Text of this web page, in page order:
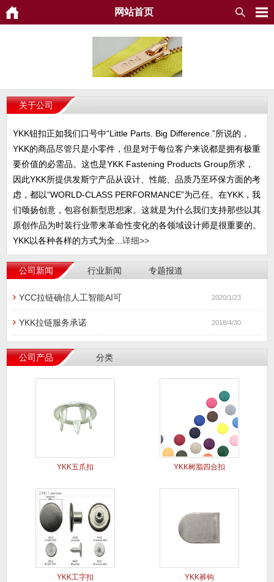
网站首页
关于公司
YKK钮扣正如我们口号中“Little Parts. Big Difference.”所说的，
YKK的商品尽管只是小零件，但是对于每位客户来说都是拥有极重
要价值的必需品。这也是YKK Fastening Products Group所求，
因此YKK所提供发斯宁产品从设计、性能、品质乃至环保方面的考
虑，都以“WORLD-CLASS PERFORMANCE”为己任。在YKK，我
们颂扬创意，包容创新型思想家。这就是为什么我们支持那些以其
原创作品为时装行业带来革命性变化的各领域设计师是很重要的。
YKK以各种各样的方式为全... 详细>>
公司新闻 行业新闻 专题报道
YCC拉链确信人工智能AI可 2020/1/23
YKK拉链服务承诺 2018/4/30
公司产品 分类
YKK五爪扣 YKK树脂四合扣
YKK工字扣 YKK裤钩